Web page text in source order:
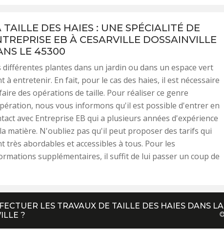
TAILLE DES HAIES : UNE SPÉCIALITÉ DE
EB À CESARVILLE DOSSAINVILLE
LE 45300
différentes plantes dans un jardin ou dans un espace vert
à entretenir. En fait, pour le cas des haies, il est nécessaire
des opérations de taille. Pour réaliser ce genre
nous vous informons qu'il est possible d'entrer en
avec Entreprise EB qui a plusieurs années d'expérience
matière. N'oubliez pas qu'il peut proposer des tarifs qui
très abordables et accessibles à tous. Pour les
supplémentaires, il suffit de lui passer un coup de
LES TRAVAUX DE TAILLE DES HAIES DANS LA
?